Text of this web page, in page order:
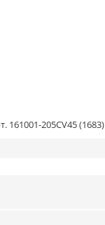
161001-205CV45 (1683)